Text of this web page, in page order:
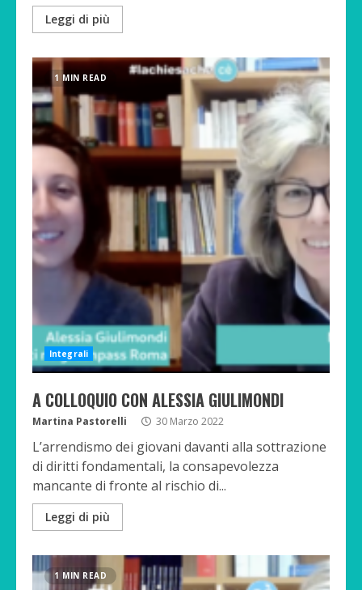
Leggi di più
1 MIN READ
Integrali
A COLLOQUIO CON ALESSIA GIULIMONDI
Martina Pastorelli 30 Marzo 2022
L’arrendismo dei giovani davanti alla sottrazione
di diritti fondamentali, la consapevolezza
mancante di fronte al rischio di...
Leggi di più
1 MIN READ